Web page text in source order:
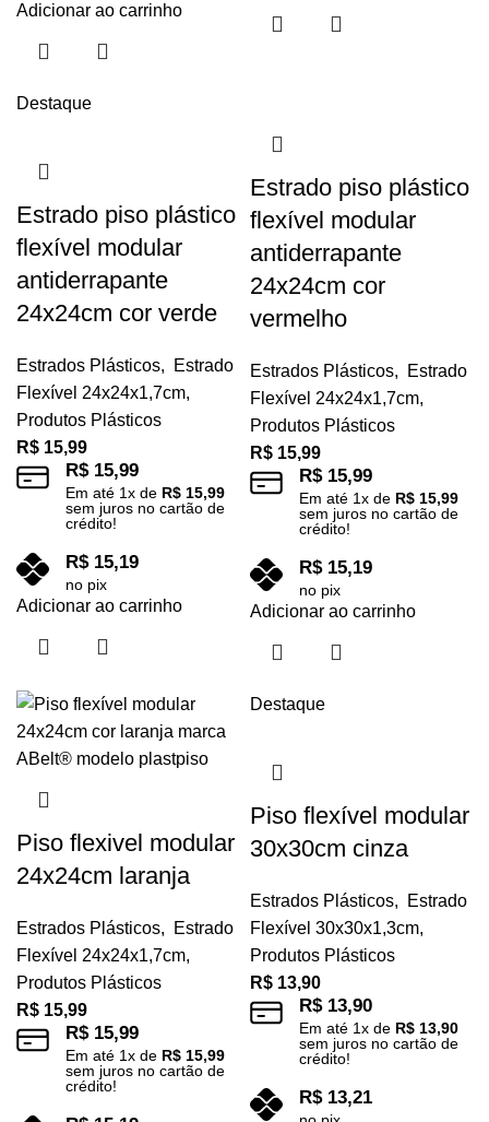
Adicionar ao carrinho
Destaque
Estrado piso plástico
flexível modular
antiderrapante
24x24cm cor verde
Estrados Plásticos,
Estrado
Flexível 24x24x1,7cm,
Produtos Plásticos
R$ 15,99
R$15,99
Em até 1x de R$ 15,99
sem juros no cartão de
crédito!
R$15,19
no pix
Adicionar ao carrinho
Estrado piso plástico
flexível modular
antiderrapante
24x24cm cor
vermelho
Estrados Plásticos,
Estrado
Flexível 24x24x1,7cm,
Produtos Plásticos
R$ 15,99
R$15,99
Em até 1x de R$ 15,99
sem juros no cartão de
crédito!
R$15,19
no pix
Adicionar ao carrinho
Piso flexivel modular
24x24cm laranja
Estrados Plásticos,
Estrado
Flexível 24x24x1,7cm,
Produtos Plásticos
R$ 15,99
R$15,99
Em até 1x de R$ 15,99
sem juros no cartão de
crédito!
Destaque
Piso flexível modular
30x30cm cinza
Estrados Plásticos,
Estrado
Flexível 30x30x1,3cm,
Produtos Plásticos
R$ 13,90
R$13,90
Em até 1x de R$ 13,90
sem juros no cartão de
crédito!
R$13,21